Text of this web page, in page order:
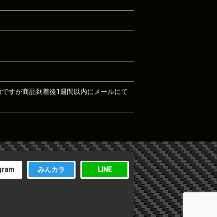
すが商品到着後1週間以内にメールにて
みんカラ LINE